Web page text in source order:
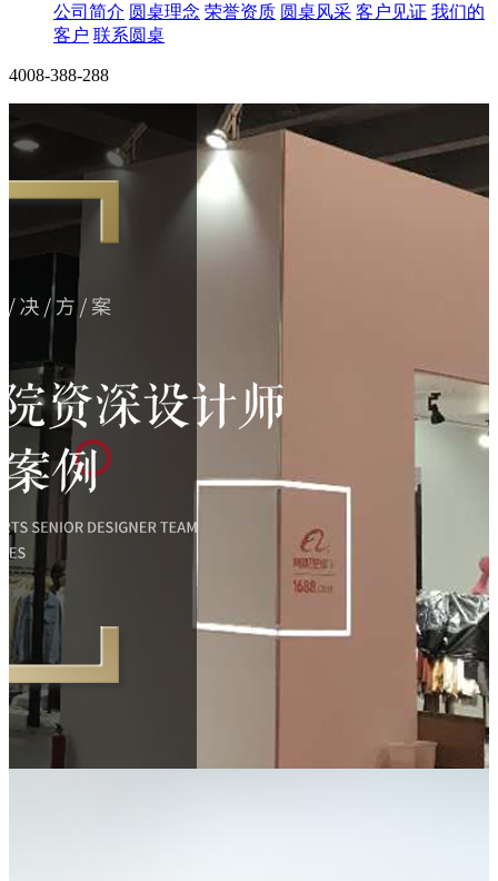
公司简介 圆桌理念 荣誉资质 圆桌风采 客户见证 我们的
客户 联系圆桌
4008-388-288